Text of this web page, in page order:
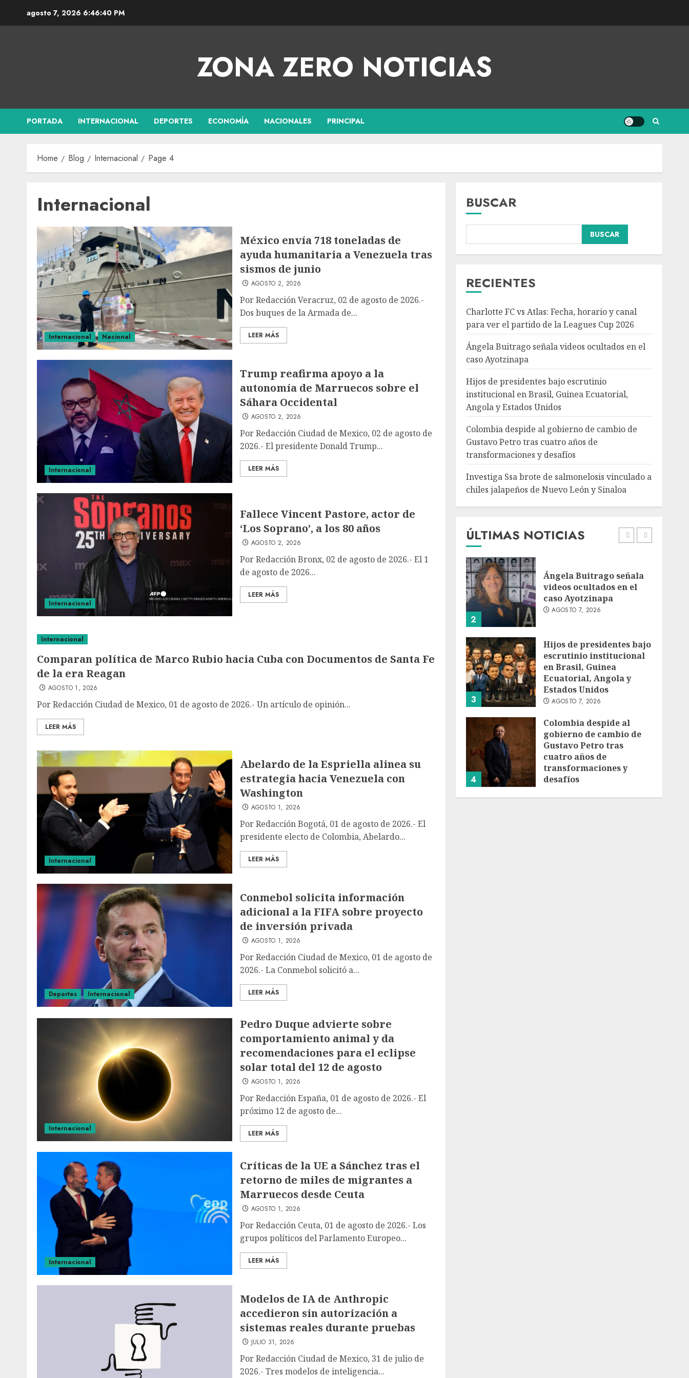
agosto 7, 2026 6:46:41 PM
ZONA ZERO NOTICIAS
PORTADA INTERNACIONAL DEPORTES ECONOMÍA NACIONALES PRINCIPAL
Home Blog Internacional Page 4
Internacional
Internacional Nacional
México envía 718 toneladas de
ayuda humanitaria a Venezuela tras
sismos de junio
AGOSTO 2, 2026
Por Redacción Veracruz, 02 de agosto de 2026.-
Dos buques de la Armada de...
LEER MÁS
Internacional
Trump reafirma apoyo a la
autonomía de Marruecos sobre el
Sáhara Occidental
AGOSTO 2, 2026
Por Redacción Ciudad de Mexico, 02 de agosto de
2026.- El presidente Donald Trump...
LEER MÁS
Internacional
Fallece Vincent Pastore, actor de
‘Los Soprano’, a los 80 años
AGOSTO 2, 2026
Por Redacción Bronx, 02 de agosto de 2026.- El 1
de agosto de 2026...
LEER MÁS
Internacional
Comparan política de Marco Rubio hacia Cuba con Documentos de Santa Fe
de la era Reagan
AGOSTO 1, 2026
Por Redacción Ciudad de Mexico, 01 de agosto de 2026.- Un artículo de opinión...
LEER MÁS
Internacional
Abelardo de la Espriella alinea su
estrategia hacia Venezuela con
Washington
AGOSTO 1, 2026
Por Redacción Bogotá, 01 de agosto de 2026.- El
presidente electo de Colombia, Abelardo...
LEER MÁS
Deportes Internacional
Conmebol solicita información
adicional a la FIFA sobre proyecto
de inversión privada
AGOSTO 1, 2026
Por Redacción Ciudad de Mexico, 01 de agosto de
2026.- La Conmebol solicitó a...
LEER MÁS
Internacional
Pedro Duque advierte sobre
comportamiento animal y da
recomendaciones para el eclipse
solar total del 12 de agosto
AGOSTO 1, 2026
Por Redacción España, 01 de agosto de 2026.- El
próximo 12 de agosto de...
LEER MÁS
Internacional
Críticas de la UE a Sánchez tras el
retorno de miles de migrantes a
Marruecos desde Ceuta
AGOSTO 1, 2026
Por Redacción Ceuta, 01 de agosto de 2026.- Los
grupos políticos del Parlamento Europeo...
LEER MÁS
Modelos de IA de Anthropic
accedieron sin autorización a
sistemas reales durante pruebas
JULIO 31, 2026
Por Redacción Ciudad de Mexico, 31 de julio de
2026.- Tres modelos de inteligencia...
BUSCAR
BUSCAR
RECIENTES
Charlotte FC vs Atlas: Fecha, horario y canal
para ver el partido de la Leagues Cup 2026
Ángela Buitrago señala videos ocultados en el
caso Ayotzinapa
Hijos de presidentes bajo escrutinio
institucional en Brasil, Guinea Ecuatorial,
Angola y Estados Unidos
Colombia despide al gobierno de cambio de
Gustavo Petro tras cuatro años de
transformaciones y desafíos
Investiga Ssa brote de salmonelosis vinculado a
chiles jalapeños de Nuevo León y Sinaloa
ÚLTIMAS NOTICIAS
Hijos de presidentes bajo
escrutinio institucional
4
Colombia despide al
gobierno de cambio de
Gustavo Petro tras
transformaciones y
desafíos
AGOSTO 7, 2026
5
Investiga Ssa brote de
chiles jalapeños de
Nuevo León y Sinaloa
AGOSTO 7, 2026
1
Charlotte FC vs Atlas:
AGOSTO 7, 2026
2
Ángela Buitrago señala
videos ocultados en el
caso Ayotzinapa
AGOSTO 7, 2026
3
Hijos de presidentes bajo
escrutinio institucional
en Brasil, Guinea
Ecuatorial, Angola y
Estados Unidos
AGOSTO 7, 2026
4
Colombia despide al
gobierno de cambio de
Gustavo Petro tras
cuatro años de
transformaciones y
desafíos